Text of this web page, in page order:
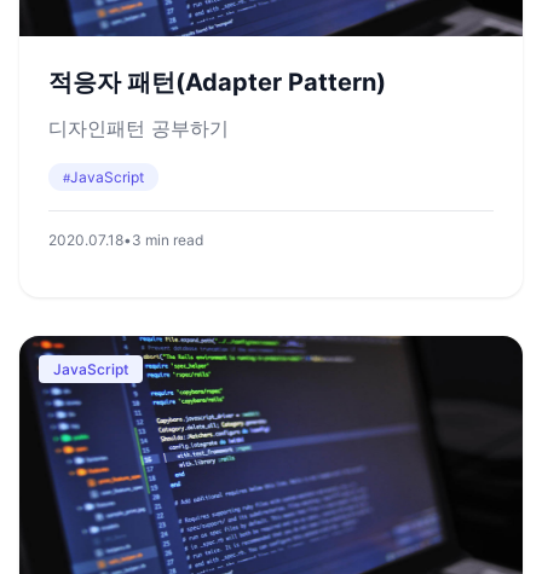
적응자 패턴(Adapter Pattern)
디자인패턴 공부하기
#JavaScript
2020.07.18•3 min read
JavaScript